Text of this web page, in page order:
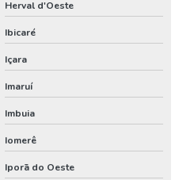
Herval d'Oeste
Ibicaré
Içara
Imaruí
Imbuia
Iomerê
Iporã do Oeste